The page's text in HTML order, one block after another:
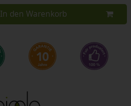
In den Warenkorb